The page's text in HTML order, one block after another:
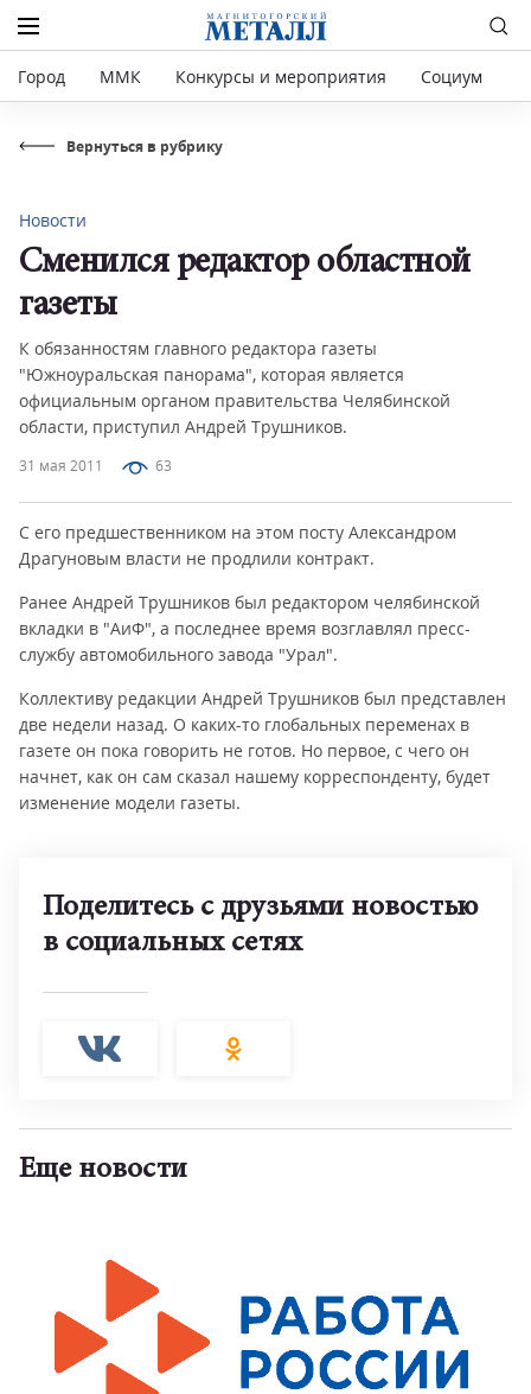
Город ММК Конкурсы и мероприятия Социум
Вернуться в рубрику
31 мая 2011 63
Новости
Сменился редактор областной
газеты
К обязанностям главного редактора газеты
"Южноуральская панорама", которая является
официальным органом правительства Челябинской
области, приступил Андрей Трушников.
С его предшественником на этом посту Александром
Драгуновым власти не продлили контракт.
Ранее Андрей Трушников был редактором челябинской
вкладки в "АиФ", а последнее время возглавлял пресс-
службу автомобильного завода "Урал".
Коллективу редакции Андрей Трушников был представлен
две недели назад. О каких-то глобальных переменах в
газете он пока говорить не готов. Но первое, с чего он
начнет, как он сам сказал нашему корреспонденту, будет
изменение модели газеты.
Поделитесь с друзьями новостью
в социальных сетях
Еще новости